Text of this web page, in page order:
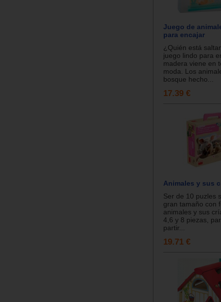
Juego de
para encajar
¿Quién está
juego lindo para
madera viene en
moda. Los
bosque hecho...
17.39 €
Animales y sus
Ser de 10 puzles
gran tamaño con
animales y sus
4,6 y 8 piezas,
partir...
19.71 €